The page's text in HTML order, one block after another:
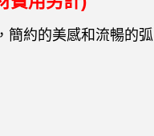
簡約的美感和流暢的弧